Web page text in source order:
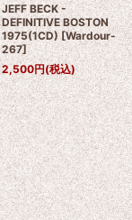
JEFF BECK -
DEFINITIVE BOSTON
1975(1CD) [Wardour-
267]
2,500円(税込)